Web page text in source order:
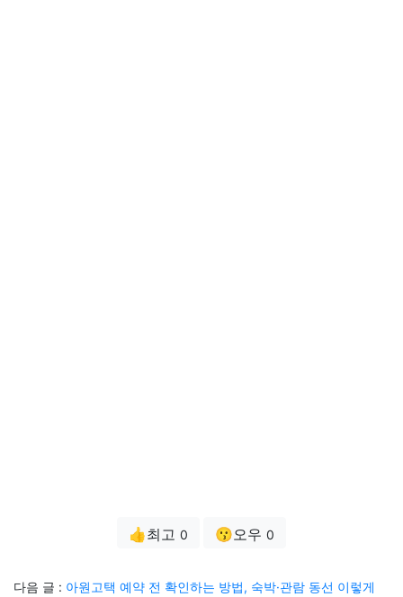
👍최고 0 😗오우 0
다음 글 : 아원고택 예약 전 확인하는 방법, 숙박·관람 동선 이렇게